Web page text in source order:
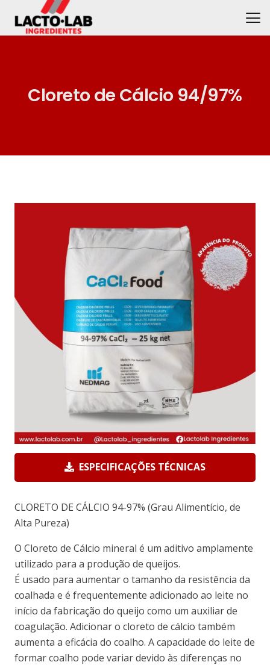
Cloreto de Cálcio 94/97%
ESPECIFICAÇÕES TÉCNICAS
CLORETO DE CÁLCIO 94-97% (Grau Alimentício, de
Alta Pureza)
O Cloreto de Cálcio mineral é um aditivo amplamente
utilizado para a produção de queijos.
É usado para aumentar o tamanho da resistência da
coalhada e é frequentemente adicionado ao leite no
início da fabricação do queijo como um auxiliar de
coagulação. Adicionar o cloreto de cálcio também
aumenta a eficácia do coalho. A capacidade do leite de
formar coalho pode variar devido às diferenças no